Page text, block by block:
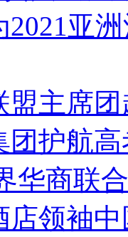
2021亚
盟主席
团护航
华商联
店领袖